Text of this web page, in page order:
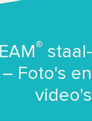
® staal-
Foto's en
video's